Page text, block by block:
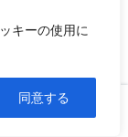
キーの使用に
同意する
トとして日